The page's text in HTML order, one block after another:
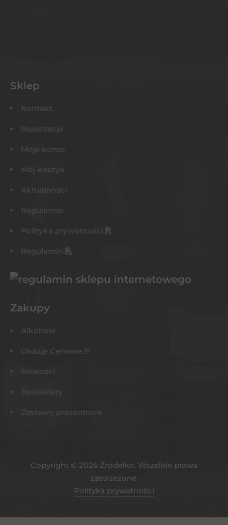
Sklep
Kontakt
Rejestracja
Moje konto
Mój koszyk
Aktualności
Regulamin
Polityka prywatności
Regulamin
Zakupy
Alkohole
Okazje Cenowe !!!
Nowości
Bestsellery
Zestawy prezentowe
Copyright © 2026 Żródełko. Wszelkie prawa
zastrzeżone.
Polityka prywatności